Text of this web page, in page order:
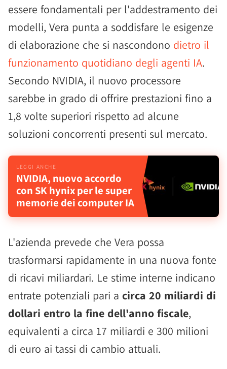
essere fondamentali per l'addestramento dei
modelli, Vera punta a soddisfare le esigenze
di elaborazione che si nascondono dietro il
funzionamento quotidiano degli agenti IA.
Secondo NVIDIA, il nuovo processore
sarebbe in grado di offrire prestazioni fino a
1,8 volte superiori rispetto ad alcune
soluzioni concorrenti presenti sul mercato.
NVIDIA, nuovo accordo
con SK hynix per le super
memorie dei computer IA
L'azienda prevede che Vera possa
trasformarsi rapidamente in una nuova fonte
di ricavi miliardari. Le stime interne indicano
entrate potenziali pari a circa 20 miliardi di
dollari entro la fine dell'anno fiscale,
equivalenti a circa 17 miliardi e 300 milioni
di euro ai tassi di cambio attuali.